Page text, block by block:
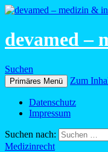
devamed –
Suchen
Primäres Menü Zum
Datenschutz
Impressum
Suchen nach:
Medizinrecht